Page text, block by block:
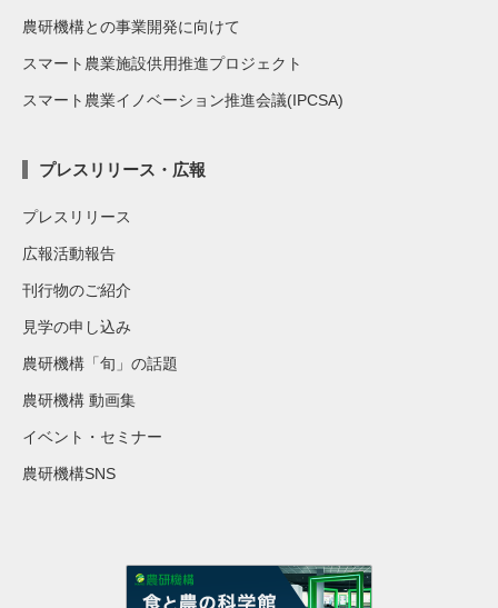
農研機構との事業開発に向けて
スマート農業施設供用推進プロジェクト
スマート農業イノベーション推進会議(IPCSA)
プレスリリース・広報
プレスリリース
広報活動報告
刊行物のご紹介
見学の申し込み
農研機構「旬」の話題
農研機構 動画集
イベント・セミナー
農研機構SNS